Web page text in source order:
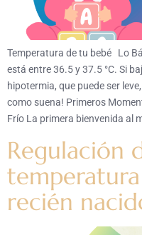
Temperatura de tu bebé Lo
está entre 36.5 y 37.5 °C. Si
hipotermia, que puede ser
como suena! Primeros
Frío La primera bienvenida al
Regulación
recién